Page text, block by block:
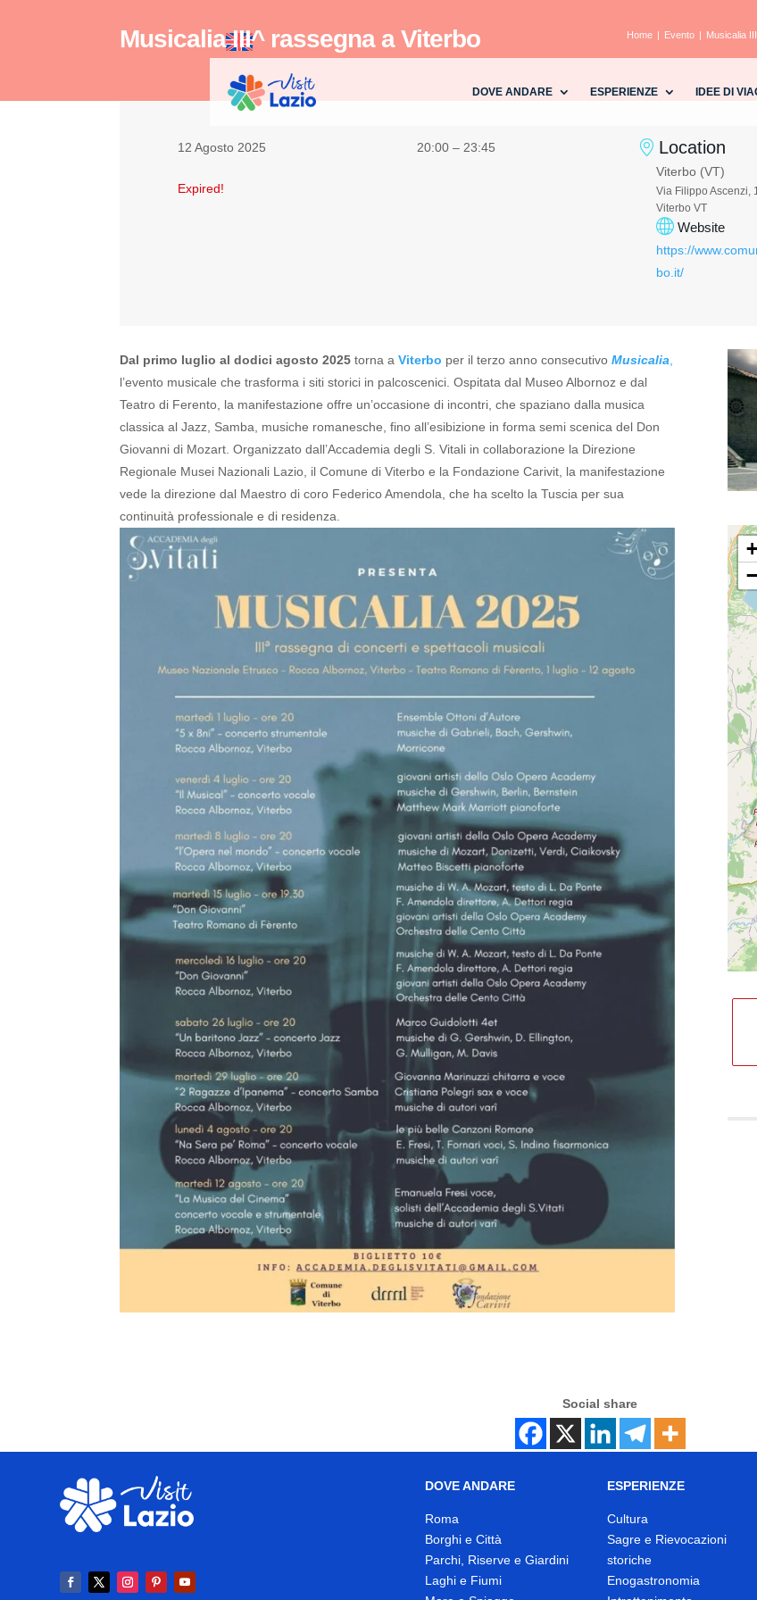
DOVE ANDARE ESPERIENZE IDEE DI
Musicalia III^ rassegna a Viterbo Home Evento Musicalia
12 Agosto 2025
Expired!
20:00 – 23:45 Location
Viterbo (VT)
Via Filippo Ascenzi,
Viterbo VT
Website
https://
bo.it/
Dal primo luglio al dodici agosto 2025 torna aViterbo per il terzo anno consecutivo Musicalia,
l’evento musicale che trasforma i siti storici in palcoscenici. Ospitata dal Museo Albornoz e dal
Teatro di Ferento, la manifestazione offre un’occasione di incontri, che spaziano dalla musica
classica al Jazz, Samba, musiche romanesche, fino all’esibizione in forma semi scenica del Don
Giovanni di Mozart. Organizzato dall’Accademia degli S. Vitali in collaborazione la Direzione
Regionale Musei Nazionali Lazio, il Comune di Viterbo e la Fondazione Carivit, la manifestazione
vede la direzione dal Maestro di coro Federico Amendola, che ha scelto la Tuscia per sua
continuità professionale e di residenza.
+
−
Social share
DOVE ANDARE
Roma
Borghi e Città
Parchi, Riserve e Giardini
Laghi e Fiumi
ESPERIENZE
Cultura
Sagre e Rievocazioni
storiche
Enogastronomia